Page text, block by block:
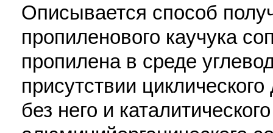
Описывается способ
пропиленового каучука
пропилена в среде
присутствии
без него и